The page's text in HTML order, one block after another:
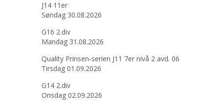
J14 11er
Søndag 30.08.2026
G16 2.div
Mandag 31.08.2026
Quality Prinsen-serien J11 7er nivå 2 avd. 06
Tirsdag 01.09.2026
G14 2.div
Onsdag 02.09.2026